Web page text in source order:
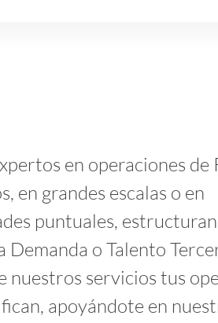
en operaciones de
en grandes escalas o en
puntuales,
Demanda o Talento
nuestros servicios tus
apoyándote en